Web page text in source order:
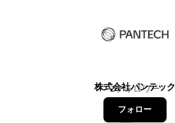
株式会社パンテック
2フォロワー
フォロー